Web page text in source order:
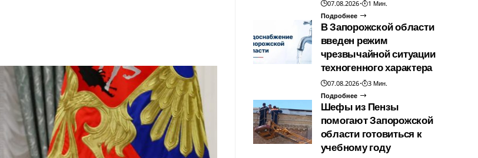
07.08.2026
1 Мин.
Подробнее
В Запорожской области
введен режим
чрезвычайной ситуации
техногенного характера
07.08.2026
3 Мин.
Подробнее
Шефы из Пензы
помогают Запорожской
области готовиться к
учебному году